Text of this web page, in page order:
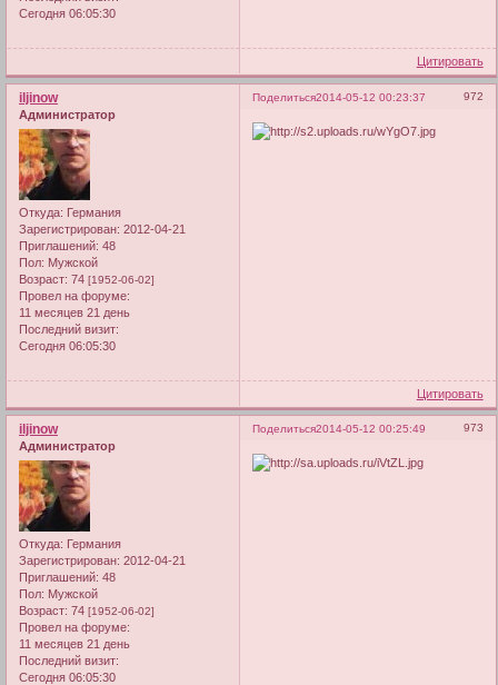
Сегодня 06:05:30
Цитировать
Поделиться 972
2014-05-12 00:23:37
iljinow
Администратор
Откуда: Германия
Зарегистрирован: 2012-04-21
Приглашений: 48
Пол: Мужской
Возраст: 74 [1952-06-02]
Провел на форуме:
11 месяцев 21 день
Последний визит:
Сегодня 06:05:30
Цитировать
Поделиться 973
2014-05-12 00:25:49
iljinow
Администратор
Откуда: Германия
Зарегистрирован: 2012-04-21
Приглашений: 48
Пол: Мужской
Возраст: 74 [1952-06-02]
Провел на форуме:
11 месяцев 21 день
Последний визит:
Сегодня 06:05:30